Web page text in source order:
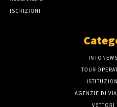
ISCRIZIONI
INFONEWS
TOUR
AGENZIE DI
VETTORI